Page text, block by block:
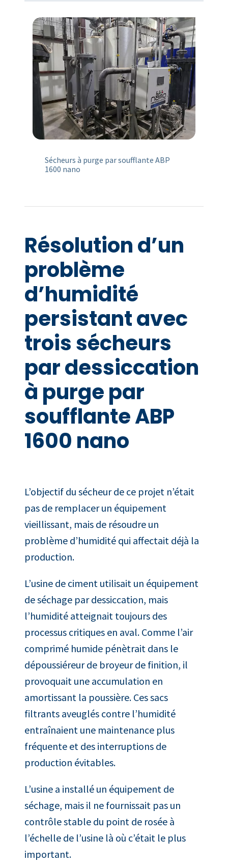
Sécheurs à purge par soufflante ABP
1600 nano
Résolution d’un
problème
d’humidité
persistant avec
trois sécheurs
par dessiccation
à purge par
soufflante ABP
1600 nano
L’objectif du sécheur de ce projet n’était
pas de remplacer un équipement
vieillissant, mais de résoudre un
problème d’humidité qui affectait déjà la
production.
L’usine de ciment utilisait un équipement
de séchage par dessiccation, mais
l’humidité atteignait toujours des
processus critiques en aval. Comme l’air
comprimé humide pénètrait dans le
dépoussiéreur de broyeur de finition, il
provoquait une accumulation en
amortissant la poussière. Ces sacs
filtrants aveuglés contre l’humidité
entraînaient une maintenance plus
fréquente et des interruptions de
production évitables.
L’usine a installé un équipement de
séchage, mais il ne fournissait pas un
contrôle stable du point de rosée à
l’échelle de l’usine là où c’était le plus
important.